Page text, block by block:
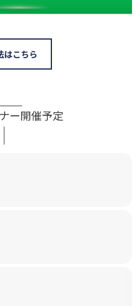
はこちら
ー開催予定